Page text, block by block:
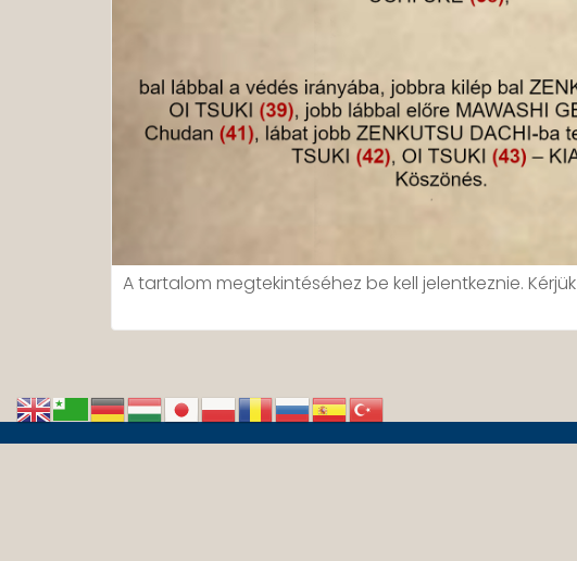
A tartalom megtekintéséhez be kell jelentkeznie. Kérjük